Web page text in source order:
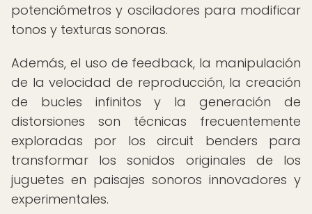
potenciómetros y osciladores para modificar
tonos y texturas sonoras.
Además, el uso de feedback, la manipulación
de la velocidad de reproducción, la creación
de bucles infinitos y la generación de
distorsiones son técnicas frecuentemente
exploradas por los circuit benders para
transformar los sonidos originales de los
juguetes en paisajes sonoros innovadores y
experimentales.